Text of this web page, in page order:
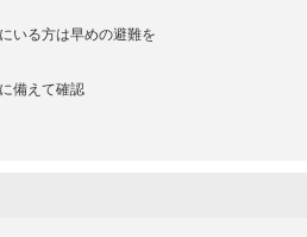
いる方は早めの避難を
備えて確認